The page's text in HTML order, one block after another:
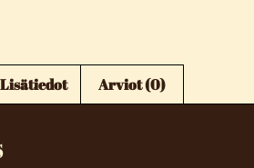
Lisätiedot Arviot (0)